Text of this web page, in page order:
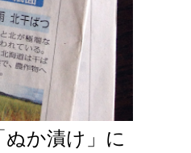
ぬか漬け」に